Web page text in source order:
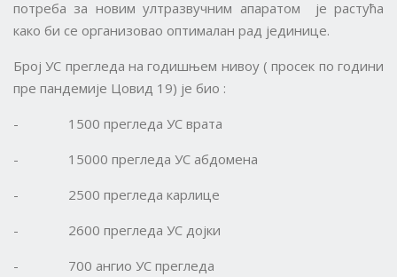
потреба за новим ултразвучним апаратом је растућа
како би се организовао оптималан рад јединице.
Број УС прегледа на годишњем нивоу ( просек по години
пре пандемије Цовид 19) је био :
- 1500 прегледа УС врата
- 15000 прегледа УС абдомена
- 2500 прегледа карлице
- 2600 прегледа УС дојки
- 700 ангио УС прегледа